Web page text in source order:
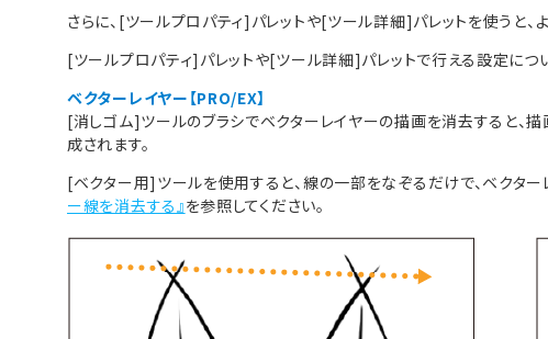
さらに、[ツールプロパティ]パレットや[ツール詳細]パレットを使うと、
[ツールプロパティ]パレットや[ツール詳細]パレットで行える設定につ
ベクターレイヤー【PRO/EX】
[消しゴム]ツールのブラシでベクターレイヤーの描画を消去すると、
成されます。
[ベクター用]ツールを使用すると、線の一部をなぞるだけで、ベクタ
ー線を消去する』を参照してください。